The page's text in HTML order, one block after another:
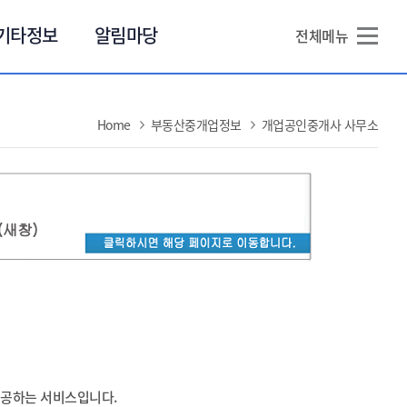
타정보 알림마당 전체메뉴
Home 부동산중개업정보 개업공인중개사 사무소
하는 서비스입니다.